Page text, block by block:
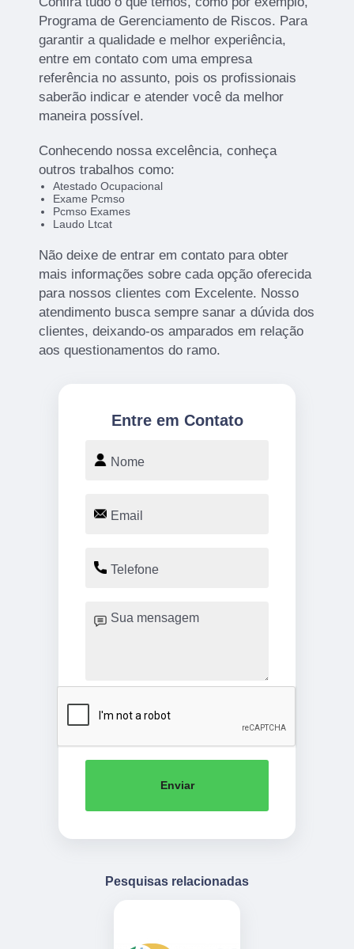
Programa de Gerenciamento de Riscos. Para
garantir a qualidade e melhor experiência,
entre em contato com uma empresa
referência no assunto, pois os profissionais
saberão indicar e atender você da melhor
maneira possível.
Conhecendo nossa excelência, conheça
outros trabalhos como:
Atestado Ocupacional
Exame Pcmso
Pcmso Exames
Laudo Ltcat
Não deixe de entrar em contato para obter
mais informações sobre cada opção oferecida
para nossos clientes com Excelente. Nosso
atendimento busca sempre sanar a dúvida dos
clientes, deixando-os amparados em relação
aos questionamentos do ramo.
Entre em Contato
Enviar
Pesquisas relacionadas